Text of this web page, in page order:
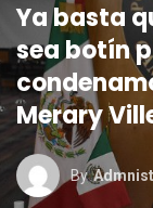
Ya basta
sea botín
Merary
By